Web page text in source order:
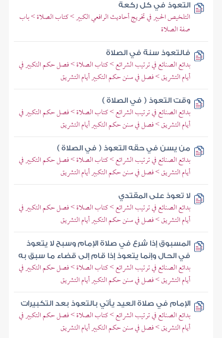
التعوذ في كل ركعة
التلخيص الحبير في تخريج أحاديث الرافعي الكبير > كتاب الصلاة > باب
صفة الصلاة
فالتعوذ سنة في الصلاة
بدائع الصنائع في ترتيب الشرائع > كتاب الصلاة > فصل حكم التكبير في
أيام التشريق > فصل في سنن حكم التكبير أيام التشريق
وقت التعوذ ( في الصلاة )
بدائع الصنائع في ترتيب الشرائع > كتاب الصلاة > فصل حكم التكبير في
أيام التشريق > فصل في سنن حكم التكبير أيام التشريق
من يسن في حقه التعوذ ( في الصلاة )
بدائع الصنائع في ترتيب الشرائع > كتاب الصلاة > فصل حكم التكبير في
أيام التشريق > فصل في سنن حكم التكبير أيام التشريق
لا تعوذ على المقتدي
بدائع الصنائع في ترتيب الشرائع > كتاب الصلاة > فصل حكم التكبير في
أيام التشريق > فصل في سنن حكم التكبير أيام التشريق
المسبوق إذا شرع في صلاة الإمام وسبح لا يتعوذ
في الحال وإنما يتعوذ إذا قام إلى قضاء ما سبق به
بدائع الصنائع في ترتيب الشرائع > كتاب الصلاة > فصل حكم التكبير في
أيام التشريق > فصل في سنن حكم التكبير أيام التشريق
الإمام في صلاة العيد يأتي بالتعوذ بعد التكبيرات
بدائع الصنائع في ترتيب الشرائع > كتاب الصلاة > فصل حكم التكبير في
أيام التشريق > فصل في سنن حكم التكبير أيام التشريق